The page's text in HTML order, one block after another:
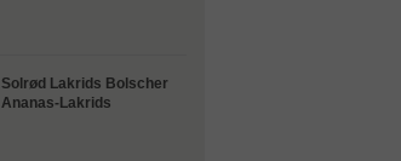
Solrød Lakrids Bolscher
Ananas-Lakrids